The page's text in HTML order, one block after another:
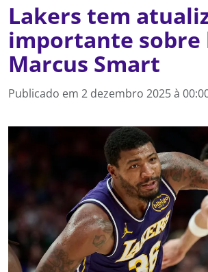
Lakers tem
importante sobre
Marcus Smart
Publicado em 2 dezembro 2025 à